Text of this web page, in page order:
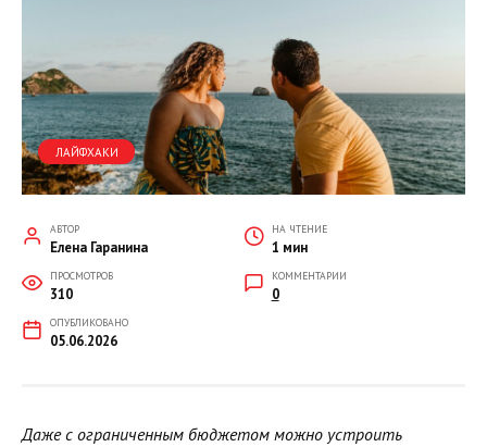
ЛАЙФХАКИ
АВТОР
Елена Гаранина
НА ЧТЕНИЕ
1 мин
ПРОСМОТРОВ
310
КОММЕНТАРИИ
0
ОПУБЛИКОВАНО
05.06.2026
Даже с ограниченным бюджетом можно устроить